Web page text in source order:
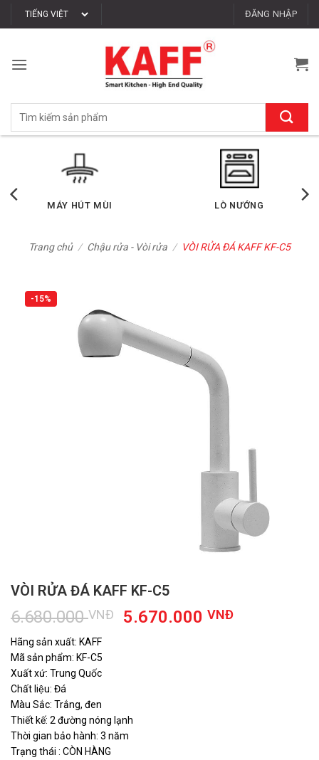
qua
dung
ĐĂNG NHẬP
Tìm
LÒ VI SÓNG MÁY RỬA CHÉN
Trang chủ / Chậu rửa - Vòi rửa / VÒI RỬA ĐÁ KAFF KF-C5
-15%
VÒI RỬA ĐÁ KAFF KF-C5
6.680.000VNĐ
Giá
5.670.000VNĐGiá
Hãng sản xuất: KAFF
Mã sản phẩm: KF-C5
Xuất xứ: Trung Quốc
Chất liệu: Đá
Màu Sắc: Trắng, đen
Thiết kế: 2 đường nóng lạnh
Thời gian bảo hành: 3 năm
Trạng thái : CÒN HÀNG